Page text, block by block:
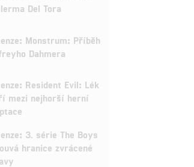
Del Tora
Monstrum: Příběh
Dahmera
Resident Evil: Lék
mezi nejhorší herní
3. série The Boys
hranice zvrácené